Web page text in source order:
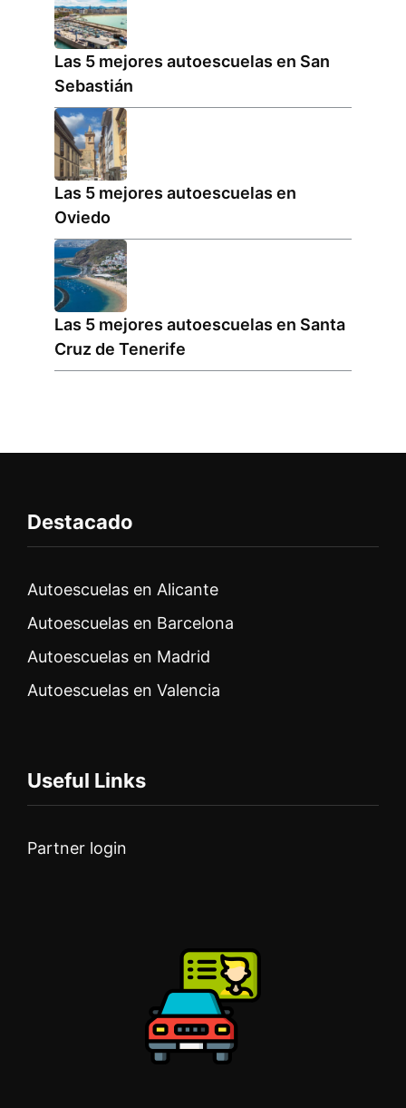
Las 5 mejores autoescuelas en San
Sebastián
Las 5 mejores autoescuelas en
Oviedo
Las 5 mejores autoescuelas en Santa
Cruz de Tenerife
Destacado
Autoescuelas en Alicante
Autoescuelas en Barcelona
Autoescuelas en Madrid
Autoescuelas en Valencia
Useful Links
Partner login